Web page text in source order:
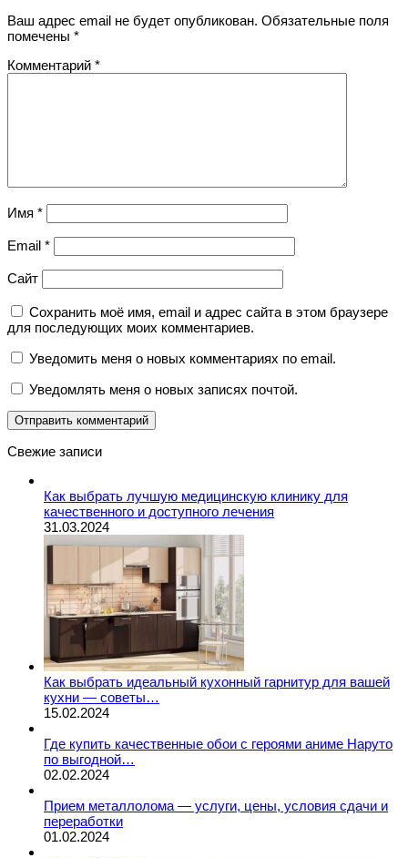
Ваш адрес email не будет опубликован. Обязательные поля
помечены *
Комментарий *
Имя *
Email *
Сайт
Сохранить моё имя, email и адрес сайта в этом браузере
для последующих моих комментариев.
Уведомить меня о новых комментариях по email.
Уведомлять меня о новых записях почтой.
Свежие записи
Как выбрать лучшую медицинскую клинику для
качественного и доступного лечения
31.03.2024
Как выбрать идеальный кухонный гарнитур для вашей
кухни — советы…
15.02.2024
Где купить качественные обои с героями аниме Наруто
по выгодной…
02.02.2024
Прием металлолома — услуги, цены, условия сдачи и
переработки
01.02.2024